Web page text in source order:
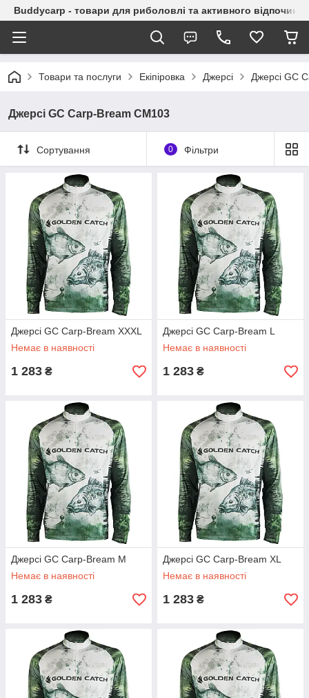
Buddycarp - товари для риболовлі та активного
Товари та послуги Екіпіровка Джерсі Джерсі GC
Джерсі GC Carp-Bream CM103
Сортування 0 Фільтри
Джерсі GC Carp-Bream XXXL
Немає в наявності
1 283 ₴
Джерсі GC Carp-Bream L
Немає в наявності
1 283 ₴
Джерсі GC Carp-Bream M
Немає в наявності
1 283 ₴
Джерсі GC Carp-Bream XL
Немає в наявності
1 283 ₴